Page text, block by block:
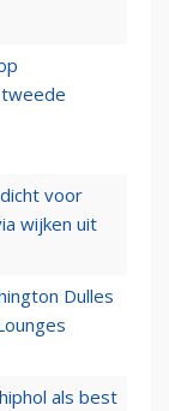
voor
wijken uit
Dulles
als best